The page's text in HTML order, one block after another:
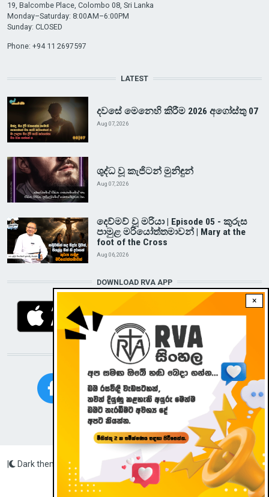
×
19, Balcombe Place, Colombo 08, Sri Lanka
Monday–Saturday: 8:00AM–6:00PM
Sunday: CLOSED
Phone: +94 11 2697597
LATEST
දවසේ මෙනෙහි කිරීම 2026 අගෝස්තු 07
Aug 07, 2026
ශුද්ධ වූ කැජිටන් මුනිඳුන්
Aug 07, 2026
දෙව්මව් වූ මරියා | Episode 05 - කුරුස
පාමුළ මරියෝත්තමාවන් | Mary at the
foot of the Cross
Aug 06, 2026
DOWNLOAD RVA APP
STAY CONNECTED WITH US!
Radio Veritas Asia © 2023
Dark theme